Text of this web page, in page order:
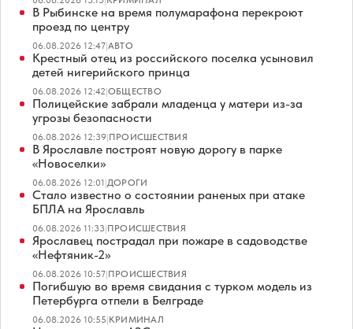
В Рыбинске на время полумарафона перекроют
проезд по центру
06.08.2026 12:47|АВТО
Крестный отец из российского поселка усыновил
детей нигерийского принца
06.08.2026 12:42|ОБЩЕСТВО
Полицейские забрали младенца у матери из-за
угрозы безопасности
06.08.2026 12:39|ПРОИСШЕСТВИЯ
В Ярославле построят новую дорогу в парке
«Новоселки»
06.08.2026 12:01|ДОРОГИ
Стало известно о состоянии раненых при атаке
БПЛА на Ярославль
06.08.2026 11:33|ПРОИСШЕСТВИЯ
Ярославец пострадал при пожаре в садоводстве
«Нефтяник-2»
06.08.2026 10:57|ПРОИСШЕСТВИЯ
Погибшую во время свидания с турком модель из
Петербурга отпели в Белграде
06.08.2026 10:55|КРИМИНАЛ